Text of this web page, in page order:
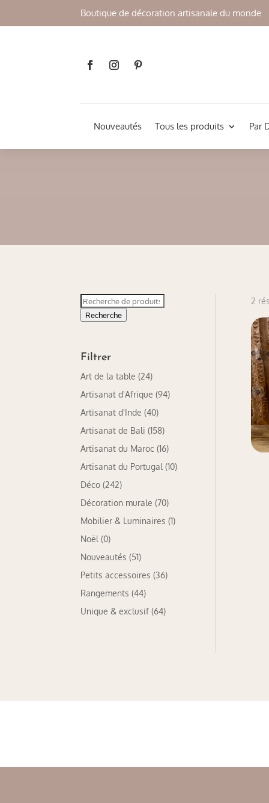
Boutique de décoration artisanale du monde
Nouveautés Tous les produits Par
Recherche
pour :
Recherche
Filtrer
Art de la table (24)
Artisanat d'Afrique (94)
Artisanat d'Inde (40)
Artisanat de Bali (158)
Artisanat du Maroc (16)
Artisanat du Portugal (10)
Déco (242)
Décoration murale (70)
Mobilier & Luminaires (1)
Noël (0)
Nouveautés (51)
Petits accessoires (36)
Rangements (44)
Unique & exclusif (64)
2